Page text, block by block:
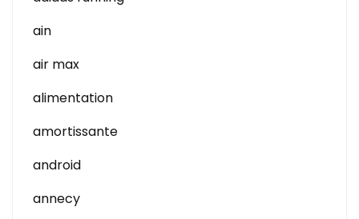
ain
air max
alimentation
amortissante
android
annecy